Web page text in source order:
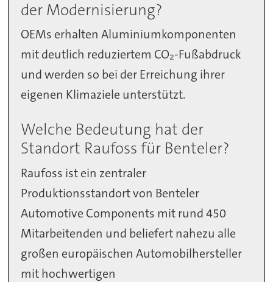
der Modernisierung?
OEMs erhalten Aluminiumkomponenten
mit deutlich reduziertem CO₂-Fußabdruck
und werden so bei der Erreichung ihrer
eigenen Klimaziele unterstützt.
Welche Bedeutung hat der
Standort Raufoss für Benteler?
Raufoss ist ein zentraler
Produktionsstandort von Benteler
Automotive Components mit rund 450
Mitarbeitenden und beliefert nahezu alle
großen europäischen Automobilhersteller
mit hochwertigen